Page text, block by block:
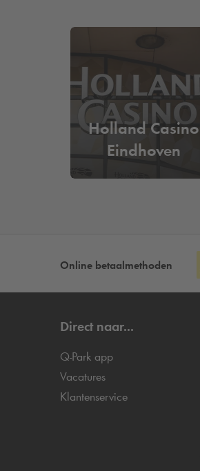
Holland Casino
Eindhoven
Online betaalmethoden
Direct naar...
Q-Park app
Vacatures
Klantenservice